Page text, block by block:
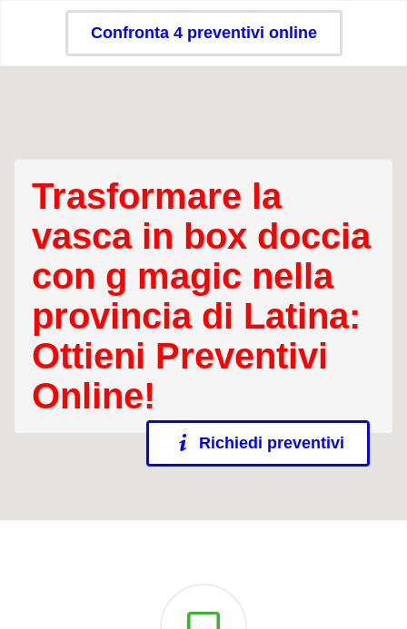
Confronta 4 preventivi online
Trasformare la
vasca in box doccia
con g magic nella
provincia di Latina:
Ottieni Preventivi
Online!
Richiedi preventivi